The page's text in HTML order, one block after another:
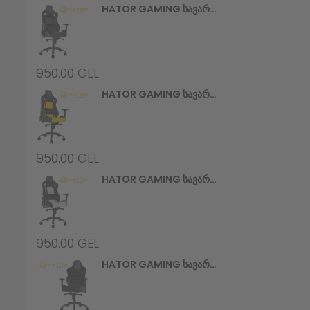
HATOR GAMING Სავარძელი Apex (HTC-970) Alcantara Black
950.00 GEL
HATOR GAMING Სავარძელი Apex (HTC-971) Black/Yellow
950.00 GEL
HATOR GAMING Სავარძელი Apex (HTC-972) Black/White
950.00 GEL
HATOR GAMING Სავარძელი Hypersport V2 (HTC-945) Stealth